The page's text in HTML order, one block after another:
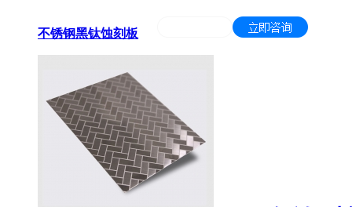
不锈钢黑钛蚀刻板